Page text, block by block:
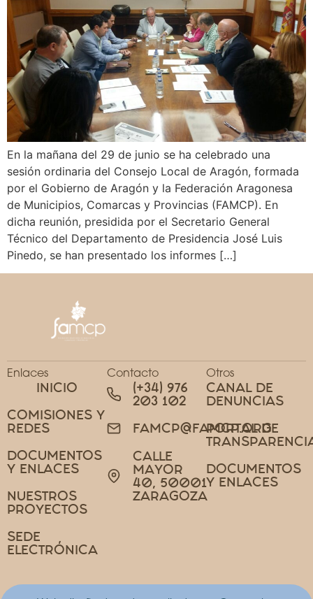
En la mañana del 29 de junio se ha celebrado una
sesión ordinaria del Consejo Local de Aragón, formada
por el Gobierno de Aragón y la Federación Aragonesa
de Municipios, Comarcas y Provincias (FAMCP). En
dicha reunión, presidida por el Secretario General
Técnico del Departamento de Presidencia José Luis
Pinedo, se han presentado los informes […]
Enlaces
INICIO
COMISIONES Y
REDES
DOCUMENTOS
Y ENLACES
NUESTROS
PROYECTOS
SEDE
ELECTRÓNICA
Contacto
(+34) 976
203 102
FAMCP@FAMCP.ORG
CALLE
MAYOR
40, 50001
ZARAGOZA
Otros
CANAL DE
DENUNCIAS
PORTAL DE
DOCUMENTOS
Y ENLACES